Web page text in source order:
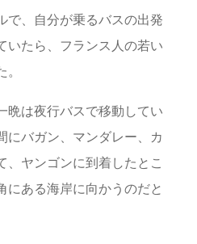
で、自分が乗るバスの出発
いたら、フランス人の若い
晩は夜行バスで移動してい
にバガン、マンダレー、カ
、ヤンゴンに到着したとこ
にある海岸に向かうのだと